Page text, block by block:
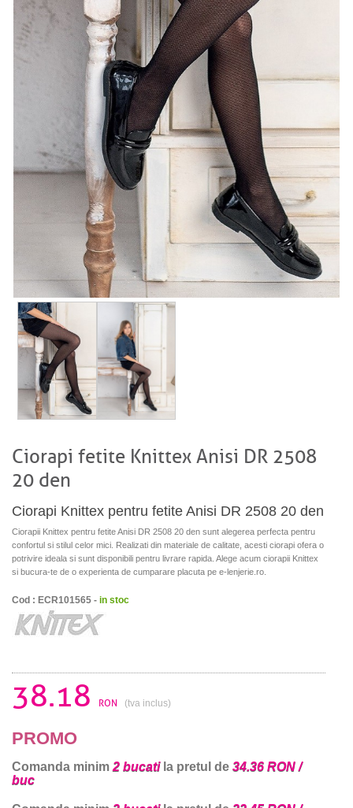
Ciorapi fetite Knittex Anisi DR 2508
20 den
Ciorapi Knittex pentru fetite Anisi DR 2508 20 den
Ciorapii Knittex pentru fetite Anisi DR 2508 20 den sunt alegerea perfecta pentru
confortul si stilul celor mici. Realizati din materiale de calitate, acesti ciorapi ofera o
potrivire ideala si sunt disponibili pentru livrare rapida. Alege acum ciorapii Knittex
si bucura-te de o experienta de cumparare placuta pe e-lenjerie.ro.
Cod : ECR101565 - in stoc
38.18 RON (tva inclus)
PROMO
Comanda minim 2 bucatila pretul de 34.36 RON /
buc